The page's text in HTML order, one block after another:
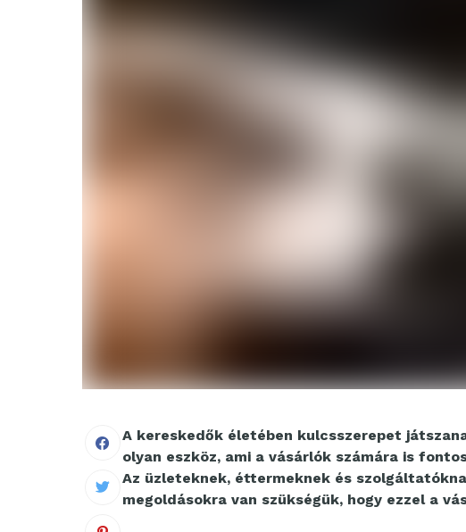
A kereskedők életében kulcsszerepet
olyan eszköz, ami a vásárlók számára is
Az üzleteknek, éttermeknek és
megoldásokra van szükségük, hogy ezzel a